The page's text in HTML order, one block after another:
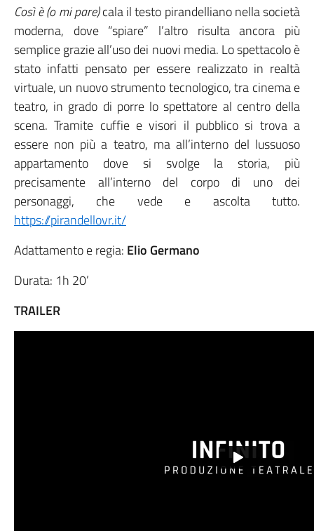
Così è (o mi pare)cala il testo pirandelliano nella società
moderna, dove “spiare” l’altro risulta ancora più
semplice grazie all’uso dei nuovi media. Lo spettacolo è
stato infatti pensato per essere realizzato in realtà
virtuale, un nuovo strumento tecnologico, tra cinema e
teatro, in grado di porre lo spettatore al centro della
scena. Tramite cuffie e visori il pubblico si trova a
essere non più a teatro, ma all’interno del lussuoso
appartamento dove si svolge la storia, più
precisamente all’interno del corpo di uno dei
personaggi, che vede e ascolta tutto.
https://pirandellovr.it/
Adattamento e regia: Elio Germano
Durata: 1h 20’
TRAILER